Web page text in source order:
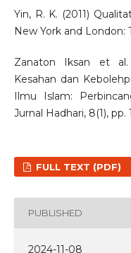
Yin, R. K. (2011)
New York and London:
Zanaton Iksan et al.
Kesahan dan
Ilmu Islam:
Jurnal Hadhari, 8(1), pp.
FULL TEXT (PDF)
PUBLISHED
2024-11-08